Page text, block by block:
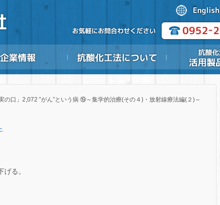
の口」2,072 ‟がん”という病 ⑲～集学的治療(その４)・放射線療法編(２)～
げる。